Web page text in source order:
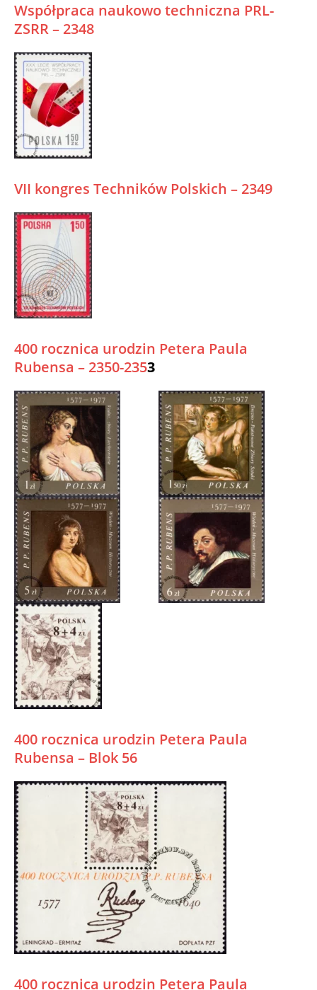
Współpraca naukowo techniczna PRL-
ZSRR – 2348
VII kongres Techników Polskich – 2349
400 rocznica urodzin Petera Paula
Rubensa – 2350-2353
400 rocznica urodzin Petera Paula
Rubensa – Blok 56
400 rocznica urodzin Petera Paula